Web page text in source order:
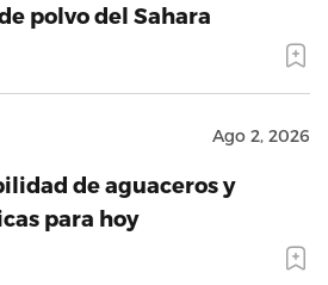
polvo del Sahara
Ago 2, 2026
de aguaceros y
para hoy